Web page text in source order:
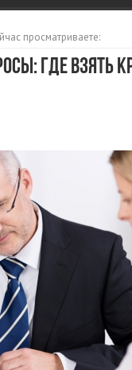
просматриваете:
где взять